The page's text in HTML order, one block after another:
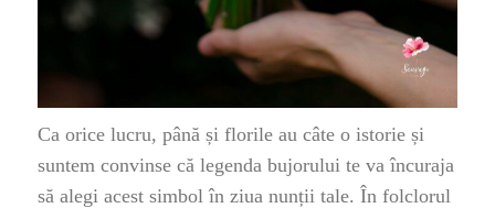
Ca orice lucru, până și florile au câte o istorie și
suntem convinse că legenda bujorului te va încuraja
să alegi acest simbol în ziua nunții tale. În folclorul